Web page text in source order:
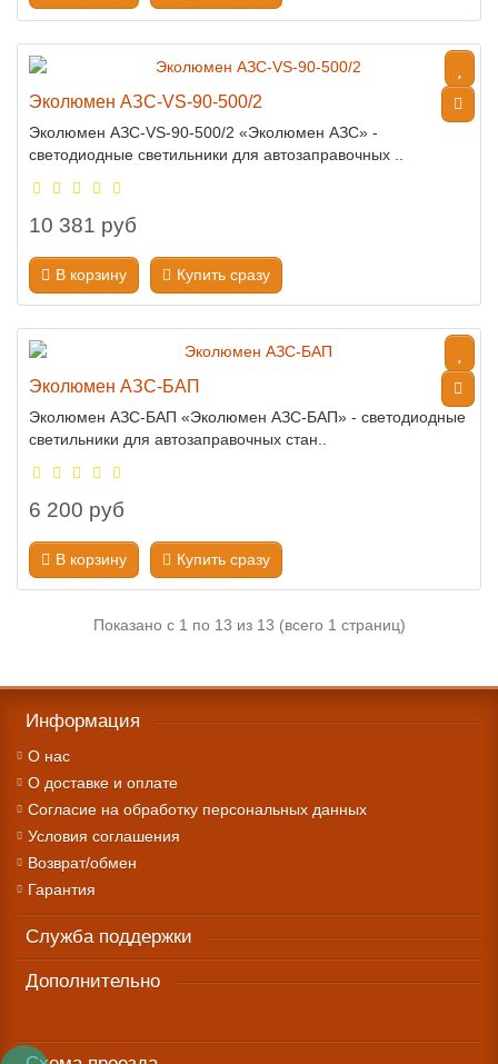
Эколюмен АЗС-VS-90-500/2
Эколюмен АЗС-VS-90-500/2 «Эколюмен АЗС» -
светодиодные светильники для автозаправочных ..
10 381 руб
В корзину Купить сразу
Эколюмен АЗС-БАП
Эколюмен АЗС-БАП «Эколюмен АЗС-БАП» - светодиодные
светильники для автозаправочных стан..
6 200 руб
В корзину Купить сразу
Показано с 1 по 13 из 13 (всего 1 страниц)
Информация
О нас
О доставке и оплате
Cогласие на обработку персональных данных
Условия соглашения
Возврат/обмен
Гарантия
Служба поддержки
Дополнительно